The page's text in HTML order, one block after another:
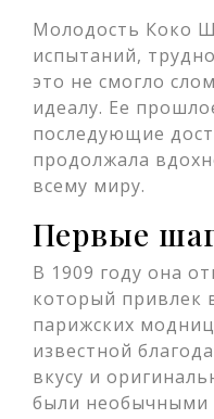
Молодость Коко
испытаний,
это не смогло
идеалу. Ее
последующие
продолжала
всему миру.
Первые
В 1909 году она
который привлек
парижских
известной
вкусу и
были необычными